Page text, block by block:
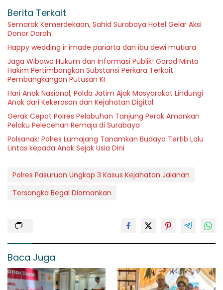
Berita Terkait
Semarak Kemerdekaan, Sahid Surabaya Hotel Gelar Aksi
Donor Darah
Happy wedding ir imade pariarta dan ibu dewi mutiara
Jaga Wibawa Hukum dan Informasi Publik! Garad Minta
Hakim Pertimbangkan Substansi Perkara Terkait
Pembangkangan Putusan KI
Hari Anak Nasional, Polda Jatim Ajak Masyarakat Lindungi
Anak dari Kekerasan dan Kejahatan Digital
Gerak Cepat Polres Pelabuhan Tanjung Perak Amankan
Pelaku Pelecehan Remaja di Surabaya
Polsanak: Polres Lumajang Tanamkan Budaya Tertib Lalu
Lintas kepada Anak Sejak Usia Dini
Polres Pasuruan Ungkap 3 Kasus Kejahatan Jalanan
Tersangka Begal Diamankan
Baca Juga